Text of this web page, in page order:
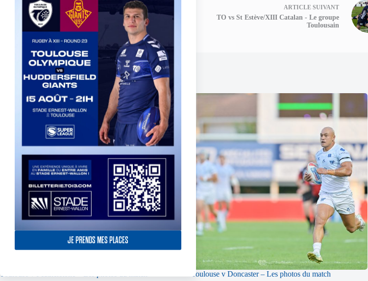
JE PRENDS MES PLACES
ARTICLEPRÉCÉDENT
TO XIII vs St Estève/XIII Catalan -
L'interview de Mourad KRIOUACHE
ARTICLESUIVANT
TO vs St Estève/XIII Catalan - Le groupe
Toulousain
Publications similaires
Toulouse v Doncaster – Les photos du match